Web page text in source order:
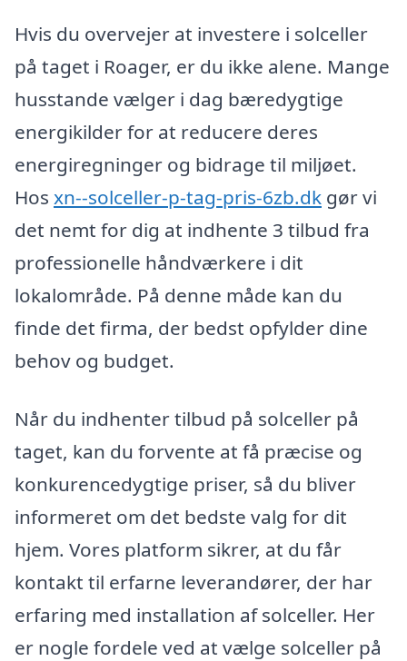
Hvis du overvejer at investere i solceller
på taget i Roager, er du ikke alene. Mange
husstande vælger i dag bæredygtige
energikilder for at reducere deres
energiregninger og bidrage til miljøet.
Hos xn--solceller-p-tag-pris-6zb.dk gør vi
det nemt for dig at indhente 3 tilbud fra
professionelle håndværkere i dit
lokalområde. På denne måde kan du
finde det firma, der bedst opfylder dine
behov og budget.
Når du indhenter tilbud på solceller på
taget, kan du forvente at få præcise og
konkurencedygtige priser, så du bliver
informeret om det bedste valg for dit
hjem. Vores platform sikrer, at du får
kontakt til erfarne leverandører, der har
erfaring med installation af solceller. Her
er nogle fordele ved at vælge solceller på